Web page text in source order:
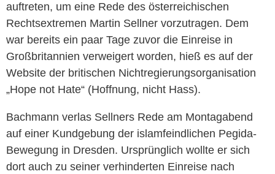
auftreten, um eine Rede des österreichischen
Rechtsextremen Martin Sellner vorzutragen. Dem
war bereits ein paar Tage zuvor die Einreise in
Großbritannien verweigert worden, hieß es auf der
Website der britischen Nichtregierungsorganisation
„Hope not Hate“ (Hoffnung, nicht Hass).
Bachmann verlas Sellners Rede am Montagabend
auf einer Kundgebung der islamfeindlichen Pegida-
Bewegung in Dresden. Ursprünglich wollte er sich
dort auch zu seiner verhinderten Einreise nach